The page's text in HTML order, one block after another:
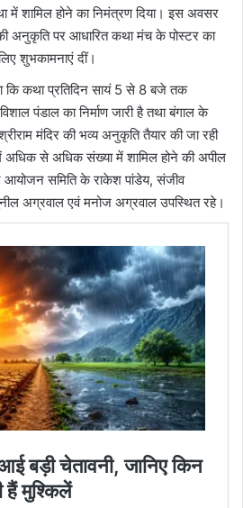
शामिल होने का निमंत्रण दिया। इस अवसर
अनुकृति पर आधारित कथा मंच के पोस्टर का
शुभकामनाएं दीं।
कि कथा प्रतिदिन सायं 5 से 8 बजे तक
पंडाल का निर्माण जारी है तथा बंगाल के
श्रीराम मंदिर की भव्य अनुकृति तैयार की जा रही
से अधिक संख्या में शामिल होने की अपील
समिति के राकेश पांडेय, संजीव
अग्रवाल एवं मनोज अग्रवाल उपस्थित रहे।